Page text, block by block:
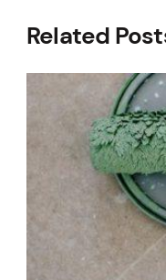
Related